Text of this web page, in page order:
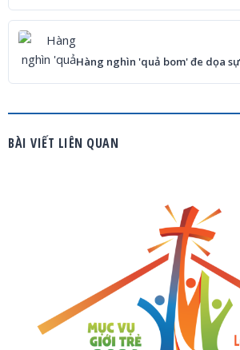
Hàng nghìn 'quả bom' đe dọa
BÀI VIẾT LIÊN QUAN